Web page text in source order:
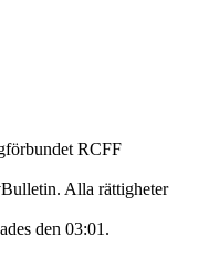
RCFF
Alla rättigheter
den 03:01.